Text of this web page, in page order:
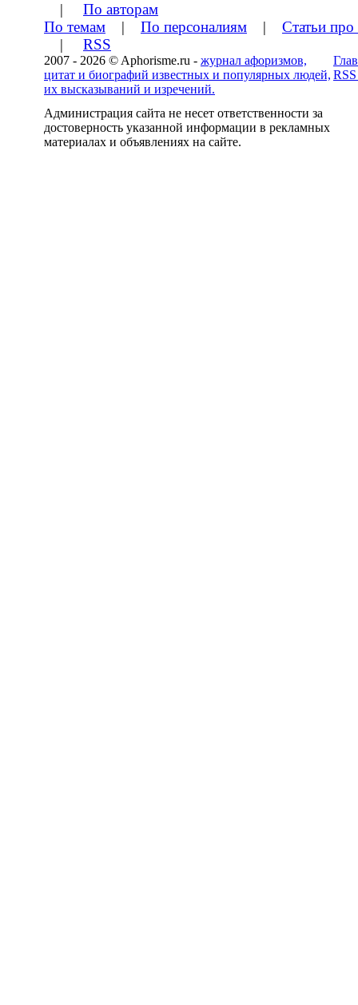
| По авторам
По темам | По персоналиям | Статьи
| RSS
2007 - 2026 © Aphorisme.ru - журнал афоризмов,
цитат и биографий известных и популярных людей,
их высказываний и изречений.
Администрация сайта не несет ответственности за
достоверность указанной информации в рекламных
материалах и объявлениях на сайте.